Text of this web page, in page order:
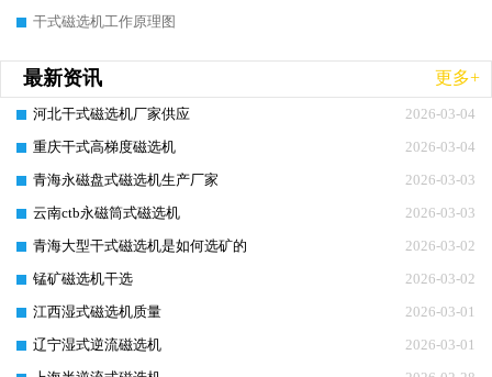
干式磁选机工作原理图
最新资讯 更多+
2026-03-04
河北干式磁选机厂家供应
2026-03-04
重庆干式高梯度磁选机
2026-03-03
青海永磁盘式磁选机生产厂家
2026-03-03
云南ctb永磁筒式磁选机
2026-03-02
青海大型干式磁选机是如何选矿的
2026-03-02
锰矿磁选机干选
2026-03-01
江西湿式磁选机质量
2026-03-01
辽宁湿式逆流磁选机